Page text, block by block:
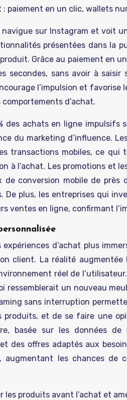
paiement en un clic, wallets
navigue sur Instagram et voit
présentées dans la
Grâce au paiement en
secondes, sans avoir à
l’impulsion et
d’achat.
des achats en ligne impulsifs
du marketing d’influence.
transactions mobiles, ce
à l’achat. Les promotions et
conversion mobile de près
De plus, les entreprises qui
ventes en ligne, confirmant
d’achat plus
client. La réalité
réel de
ressemblerait un nouveau
sans interruption
et de se faire une
basée sur les données
des offres adaptés aux
augmentant les chances
les produits avant l’achat et